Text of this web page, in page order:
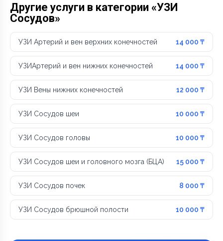
Другие услуги в категории «УЗИ
Сосудов»
УЗИ Артерий и вен верхних конечностей 14 000 ₸
УЗИАртерий и вен нижних конечностей 14 000 ₸
УЗИ Вены нижних конечностей 12 000 ₸
УЗИ Сосудов шеи 10 000 ₸
УЗИ Сосудов головы 10 000 ₸
УЗИ Сосудов шеи и головного мозга (БЦА) 15 000 ₸
УЗИ Сосудов почек 8 000 ₸
УЗИ Сосудов брюшной полости 10 000 ₸